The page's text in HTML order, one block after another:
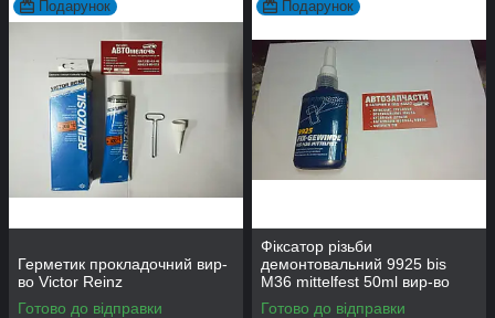
Подарунок
Герметик прокладочний вир-
во Victor Reinz
Готово до відправки
Подарунок
Фіксатор різьби
демонтовальний 9925 bis
M36 mittelfest 50ml вир-во
Mannol
Готово до відправки